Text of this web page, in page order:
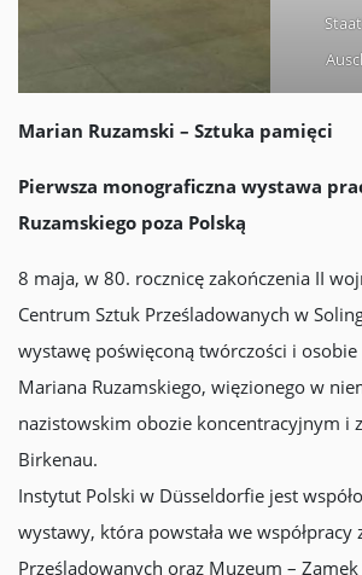
Marian Ruzamski – Sztuka pamięci
Pierwsza monograficzna wystawa
Ruzamskiego poza Polską
8 maja, w 80. rocznicę zakończenia II
Centrum Sztuk Prześladowanych w
wystawę poświęconą twórczości i
Mariana Ruzamskiego, więzionego w
nazistowskim obozie koncentracyjnym i
Birkenau.
Instytut Polski w Düsseldorfie jest
wystawy, która powstała we współpracy
Prześladowanych oraz Muzeum –